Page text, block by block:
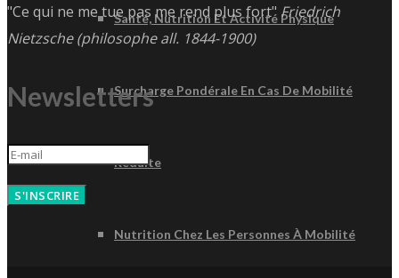
Santé, Nutrition Et Activité Physique
Surcharge Pondérale En Cas De Mobilité
Réduite
Nutrition Chez Les Personnes À Mobilité
"Ce qui ne me tue pas me rend plus fort" Friedrich
Nietzsche (philosophe all. 1844-1900)
Newsletters
S'INSCRIRE